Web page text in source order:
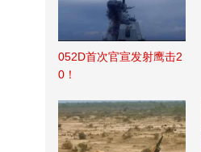
052D首次官宣发射鹰击2
0！